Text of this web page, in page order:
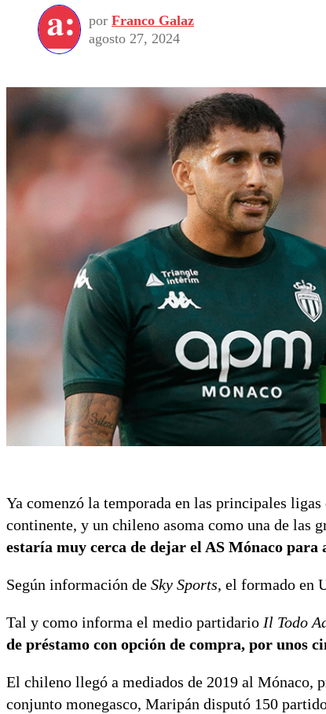
por Franco Galaz
agosto 27, 2024
Ya comenzó la temporada en las principales
continente, y un chileno asoma como una de las
estaría muy cerca de dejar el AS Mónaco
Según información de Sky Sports, el formado en
Tal y como informa el medio partidario Il Todo
de préstamo con opción de compra, por unos
El chileno llegó a mediados de 2019 al Mónaco,
conjunto monegasco, Maripán disputó 150